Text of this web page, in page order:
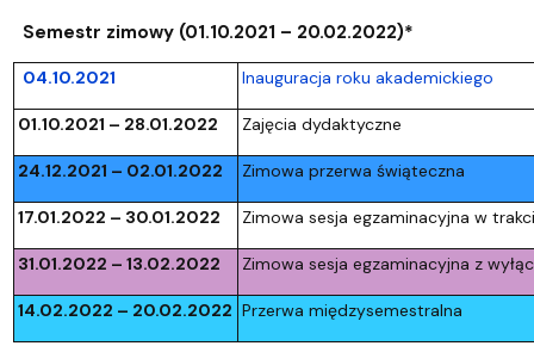
Semestr zimowy (01.10.2021 – 20.02.2022)*
04.10.2021 Inauguracja roku akademickiego
01.10.2021 – 28.01.2022 Zajęcia dydaktyczne
24.12.2021 – 02.01.2022 Zimowa przerwa świąteczna
17.01.2022 – 30.01.2022 Zimowa sesja egzaminacyjna w
31.01.2022 – 13.02.2022 Zimowa sesja egzaminacyjna z
14.02.2022 – 20.02.2022 Przerwa międzysemestralna